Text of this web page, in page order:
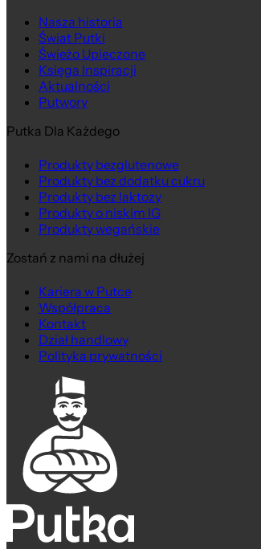
Nasza historia
Świat Putki
Świeżo Upieczone
Księga Inspiracji
Aktualności
Putwory
Putka Dla Każdego
Produkty bezglutenowe
Produkty bez dodatku cukru
Produkty bez laktozy
Produkty o niskim IG
Produkty wegańskie
Zostań z nami na dłużej
Kariera w Putce
Współpraca
Kontakt
Dział handlowy
Polityka prywatności